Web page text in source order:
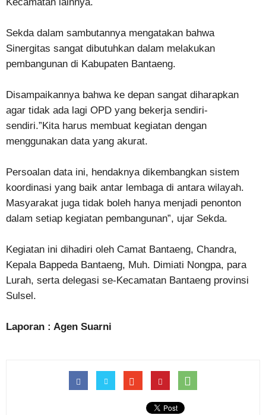
Sekda dalam sambutannya mengatakan bahwa
Sinergitas sangat dibutuhkan dalam melakukan
pembangunan di Kabupaten Bantaeng.
Disampaikannya bahwa ke depan sangat diharapkan
agar tidak ada lagi OPD yang bekerja sendiri-
sendiri.”Kita harus membuat kegiatan dengan
menggunakan data yang akurat.
Persoalan data ini, hendaknya dikembangkan sistem
koordinasi yang baik antar lembaga di antara wilayah.
Masyarakat juga tidak boleh hanya menjadi penonton
dalam setiap kegiatan pembangunan”, ujar Sekda.
Kegiatan ini dihadiri oleh Camat Bantaeng, Chandra,
Kepala Bappeda Bantaeng, Muh. Dimiati Nongpa, para
Lurah, serta delegasi se-Kecamatan Bantaeng provinsi
Sulsel.
Laporan : Agen Suarni